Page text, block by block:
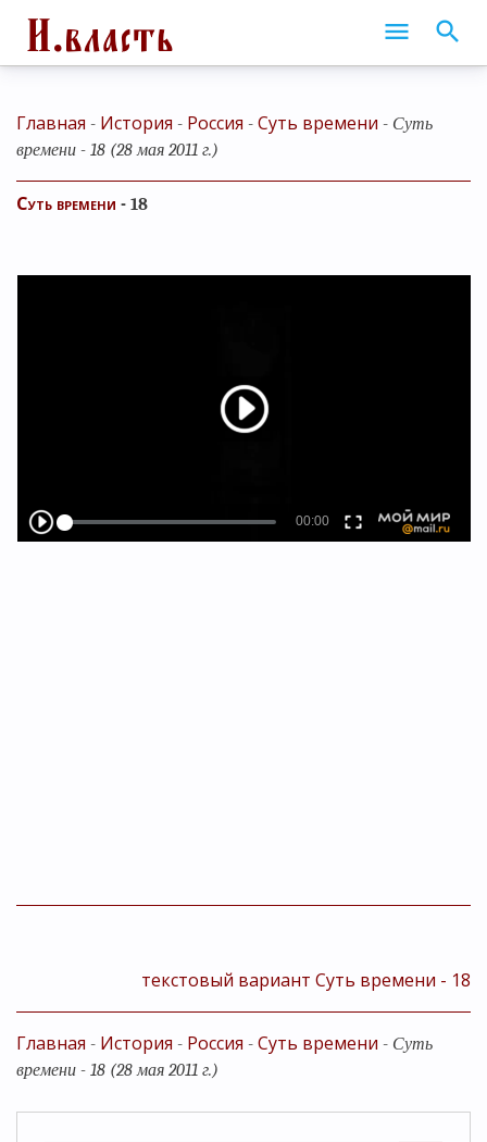
Главная - История - Россия - Суть времени - Суть
времени - 18 (28 мая 2011 г.)
Суть времени - 18
текстовый вариант Суть времени - 18
Главная - История - Россия - Суть времени - Суть
времени - 18 (28 мая 2011 г.)